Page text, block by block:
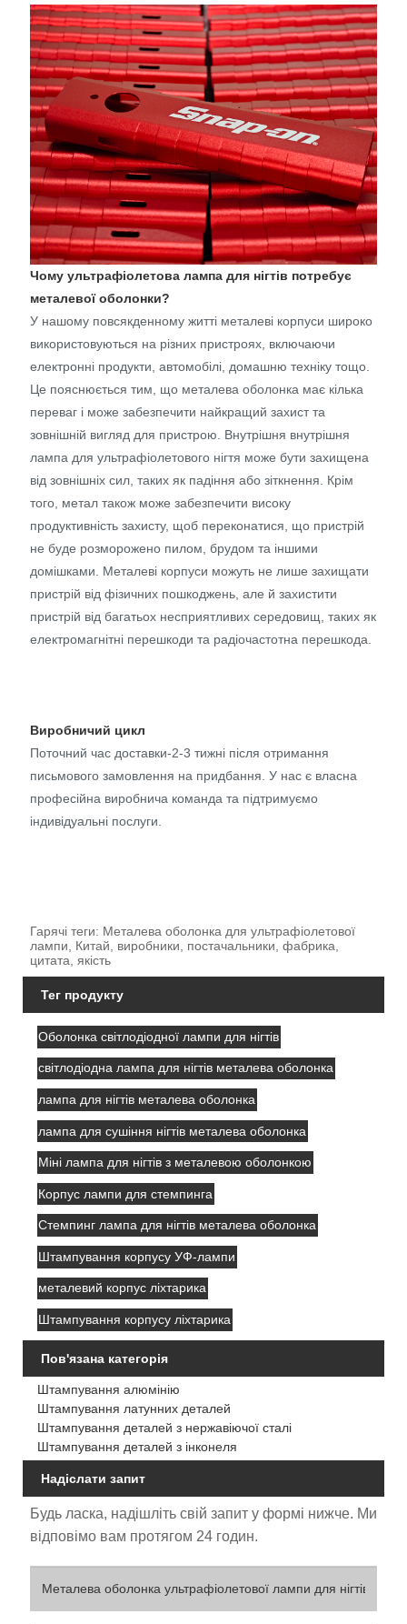
Чому ультрафіолетова лампа для нігтів потребує
металевої оболонки?
У нашому повсякденному житті металеві корпуси широко
використовуються на різних пристроях, включаючи
електронні продукти, автомобілі, домашню техніку тощо.
Це пояснюється тим, що металева оболонка має кілька
переваг і може забезпечити найкращий захист та
зовнішній вигляд для пристрою. Внутрішня внутрішня
лампа для ультрафіолетового нігтя може бути захищена
від зовнішніх сил, таких як падіння або зіткнення. Крім
того, метал також може забезпечити високу
продуктивність захисту, щоб переконатися, що пристрій
не буде розморожено пилом, брудом та іншими
домішками. Металеві корпуси можуть не лише захищати
пристрій від фізичних пошкоджень, але й захистити
пристрій від багатьох несприятливих середовищ, таких як
електромагнітні перешкоди та радіочастотна перешкода.
Виробничий цикл
Поточний час доставки-2-3 тижні після отримання
письмового замовлення на придбання. У нас є власна
професійна виробнича команда та підтримуємо
індивідуальні послуги.
Гарячі теги: Металева оболонка для ультрафіолетової
лампи, Китай, виробники, постачальники, фабрика,
цитата, якість
Тег продукту
Оболонка світлодіодної лампи для нігтів
світлодіодна лампа для нігтів металева оболонка
лампа для нігтів металева оболонка
лампа для сушіння нігтів металева оболонка
Міні лампа для нігтів з металевою оболонкою
Корпус лампи для стемпинга
Стемпинг лампа для нігтів металева оболонка
Штампування корпусу УФ-лампи
металевий корпус ліхтарика
Штампування корпусу ліхтарика
Пов'язана категорія
Штампування алюмінію
Штампування латунних деталей
Штампування деталей з нержавіючої сталі
Штампування деталей з інконеля
Надіслати запит
Будь ласка, надішліть свій запит у формі нижче. Ми
відповімо вам протягом 24 годин.